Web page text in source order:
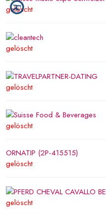
gelöscht
gelöscht
gelöscht
gelöscht
ORNATIP (2P-415515)
gelöscht
gelöscht